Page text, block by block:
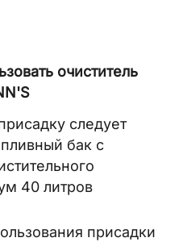
очиститель
следует
бак с
40 литров
присадки